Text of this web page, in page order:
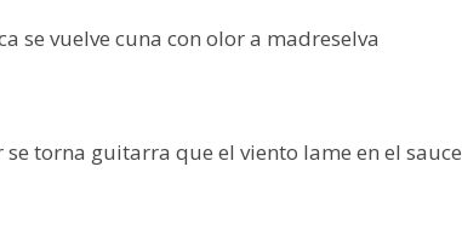
se vuelve cuna con olor a madreselva
torna guitarra que el viento lame en el sauce